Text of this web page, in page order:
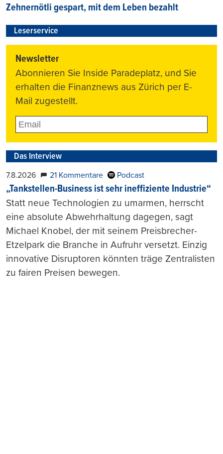
Zehnernötli gespart, mit dem Leben bezahlt
Leserservice
Newsletter
Abonnieren Sie Inside Paradeplatz, und Sie
erhalten die Finanznews aus Zürich per E-
Mail zugestellt.
Das Interview
7.8.2026 21 Kommentare Podcast
„Tankstellen-Business ist sehr ineffiziente Industrie“
Statt neue Technologien zu umarmen, herrscht
eine absolute Abwehrhaltung dagegen, sagt
Michael Knobel, der mit seinem Preisbrecher-
Etzelpark die Branche in Aufruhr versetzt. Einzig
innovative Disruptoren könnten träge Zentralisten
zu fairen Preisen bewegen.